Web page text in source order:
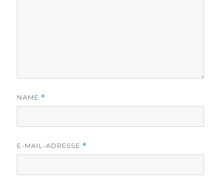
NAME *
E-MAIL-ADRESSE *